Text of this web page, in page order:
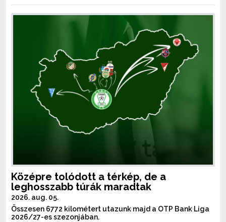
Középre tolódott a térkép, de a
leghosszabb túrák maradtak
2026. aug. 05.
Összesen 6772 kilométert utazunk majd a OTP Bank Liga
2026/27-es szezonjában.